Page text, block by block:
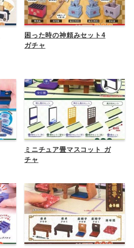
困った時の神頼みセット4
ガチャ
ミニチュア畳マスコット ガ
チャ